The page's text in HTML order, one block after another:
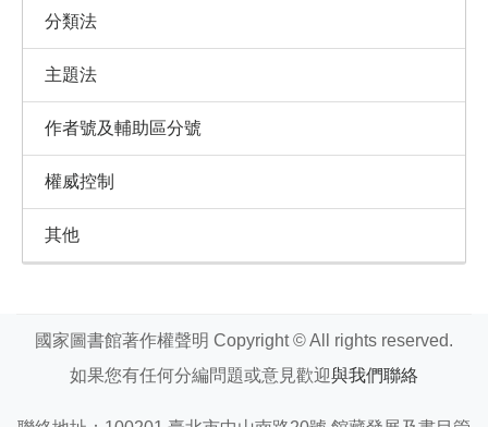
分類法
主題法
作者號及輔助區分號
權威控制
其他
國家圖書館著作權聲明 Copyright © All rights reserved.
如果您有任何分編問題或意見歡迎與我們聯絡